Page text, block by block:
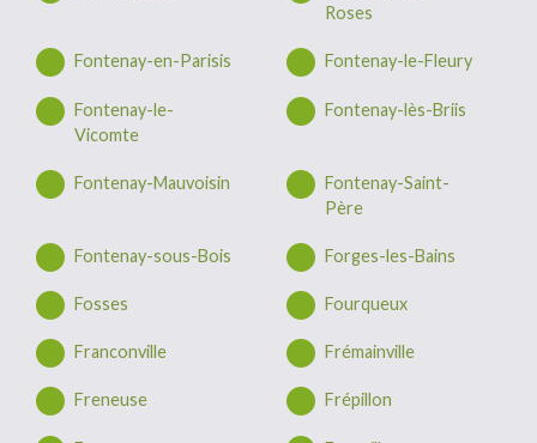
Roses
Fontenay-en-Parisis Fontenay-le-Fleury
Fontenay-le-
Vicomte
Fontenay-lès-Briis
Fontenay-Mauvoisin
Fontenay-Saint-
Père
Fontenay-sous-Bois Forges-les-Bains
Fosses Fourqueux
Franconville Frémainville
Freneuse Frépillon